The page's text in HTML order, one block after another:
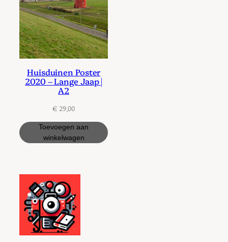
Huisduinen Poster
2020 – Lange Jaap |
A2
€ 29,00
Toevoegen aan
winkelwagen